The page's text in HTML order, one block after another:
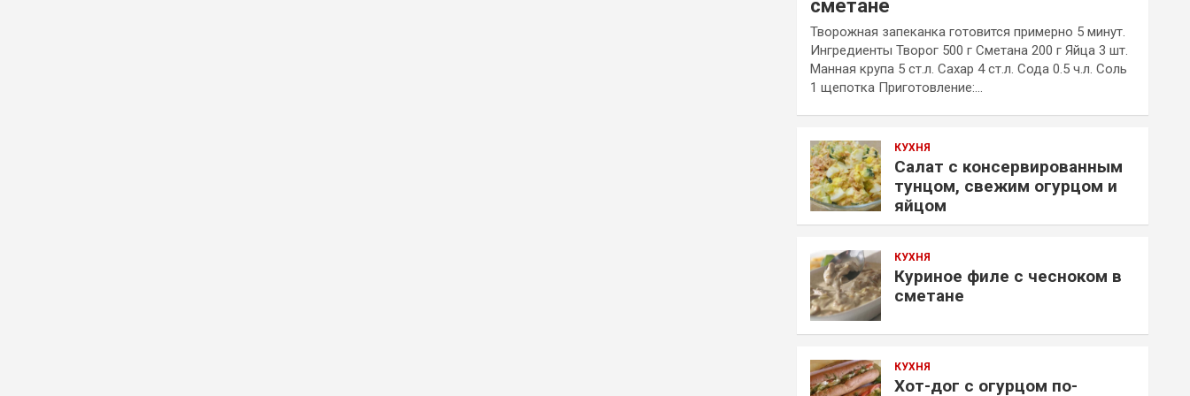
сметане
Творожная запеканка готовится примерно 5 минут.
Ингредиенты Творог 500 г Сметана 200 г Яйца 3 шт.
Манная крупа 5 ст.л. Сахар 4 ст.л. Сода 0.5 ч.л. Соль
1 щепотка Приготовление:…
КУХНЯ
Салат с консервированным
тунцом, свежим огурцом и
яйцом
КУХНЯ
Куриное филе с чесноком в
сметане
КУХНЯ
Хот-дог с огурцом по-